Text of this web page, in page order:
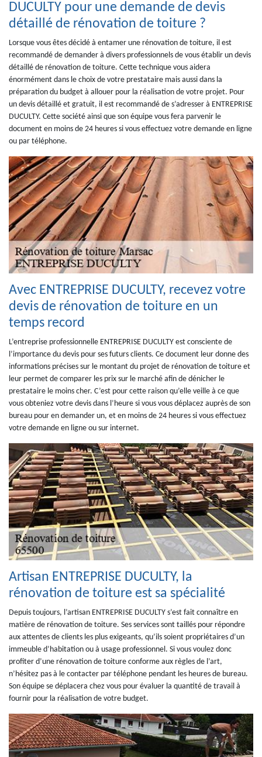
DUCULTY pour une demande de devis
détaillé de rénovation de toiture ?
Lorsque vous êtes décidé à entamer une rénovation de toiture, il est
recommandé de demander à divers professionnels de vous établir un devis
détaillé de rénovation de toiture. Cette technique vous aidera
énormément dans le choix de votre prestataire mais aussi dans la
préparation du budget à allouer pour la réalisation de votre projet. Pour
un devis détaillé et gratuit, il est recommandé de s’adresser à ENTREPRISE
DUCULTY. Cette société ainsi que son équipe vous fera parvenir le
document en moins de 24 heures si vous effectuez votre demande en ligne
ou par téléphone.
Avec ENTREPRISE DUCULTY, recevez votre
devis de rénovation de toiture en un
temps record
L’entreprise professionnelle ENTREPRISE DUCULTY est consciente de
l’importance du devis pour ses futurs clients. Ce document leur donne des
informations précises sur le montant du projet de rénovation de toiture et
leur permet de comparer les prix sur le marché afin de dénicher le
prestataire le moins cher. C’est pour cette raison qu’elle veille à ce que
vous obteniez votre devis dans l’heure si vous vous déplacez auprès de son
bureau pour en demander un, et en moins de 24 heures si vous effectuez
votre demande en ligne ou sur internet.
Artisan ENTREPRISE DUCULTY, la
rénovation de toiture est sa spécialité
Depuis toujours, l’artisan ENTREPRISE DUCULTY s’est fait connaître en
matière de rénovation de toiture. Ses services sont taillés pour répondre
aux attentes de clients les plus exigeants, qu’ils soient propriétaires d’un
immeuble d’habitation ou à usage professionnel. Si vous voulez donc
profiter d’une rénovation de toiture conforme aux règles de l’art,
n’hésitez pas à le contacter par téléphone pendant les heures de bureau.
Son équipe se déplacera chez vous pour évaluer la quantité de travail à
fournir pour la réalisation de votre budget.